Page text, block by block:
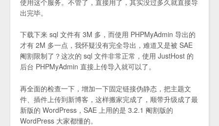
出完毕。
下载下来 sql 文件有 3M 多，而使用 PHPMyAdmin 导出的
才有 2M 多一点，我怀疑没有完全导出，难道又是被 SAE
阉割限制了？这次的 sql 文件非常正常，使用 JustHost 的
后台 PHPMyAdmin 直接上传导入就可以了。
再全面的检查一下，增加一下固定链接伪静态，把主题文
件、插件上传到新博客，这样搬家完成了，顺带升级成了最
新版的 WordPress，SAE 上用的是 3.2.1 阉割版的
WordPress 大家都懂的。